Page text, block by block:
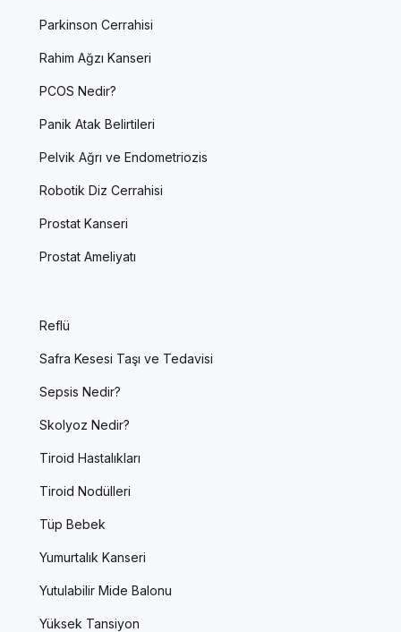
Parkinson Cerrahisi
Rahim Ağzı Kanseri
PCOS Nedir?
Panik Atak Belirtileri
Pelvik Ağrı ve Endometriozis
Robotik Diz Cerrahisi
Prostat Kanseri
Prostat Ameliyatı
Reflü
Safra Kesesi Taşı ve Tedavisi
Sepsis Nedir?
Skolyoz Nedir?
Tiroid Hastalıkları
Tiroid Nodülleri
Tüp Bebek
Yumurtalık Kanseri
Yutulabilir Mide Balonu
Yüksek Tansiyon